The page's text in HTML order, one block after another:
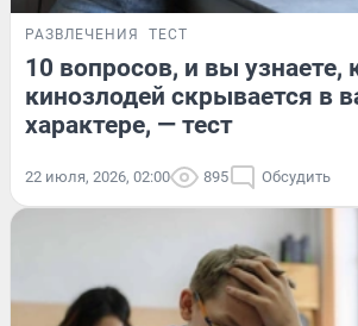
РАЗВЛЕЧЕНИЯ ТЕСТ
10 вопросов, и вы узнаете,
кинозлодей скрывается в
характере, — тест
22 июля, 2026, 02:00 895 Обсудить